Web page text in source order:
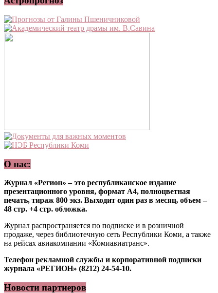
О нас:
Журнал «Регион» – это республиканское издание
презентационного уровня, формат А4, полноцветная
печать, тираж 800 экз. Выходит один раз в месяц, объем –
48 стр. +4 стр. обложка.
Журнал распространяется по подписке и в розничной
продаже, через библиотечную сеть Республики Коми, а также
на рейсах авиакомпании «Комиавиатранс».
Телефон рекламной службы и корпоративной подписки
журнала «РЕГИОН» (8212) 24-54-10.
Новости партнеров